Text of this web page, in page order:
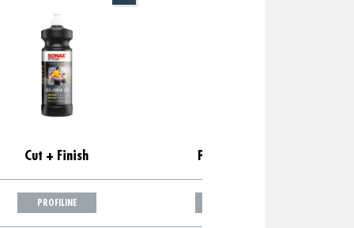
Cut + Finish
PROFILINE
Perfect Finish